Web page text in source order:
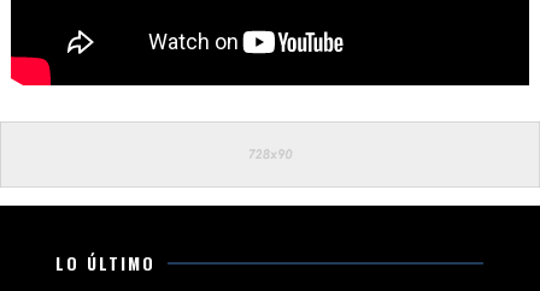
LO ÚLTIMO